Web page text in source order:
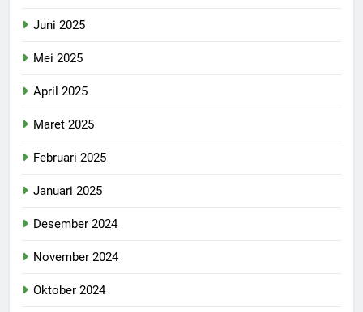
Juni 2025
Mei 2025
April 2025
Maret 2025
Februari 2025
Januari 2025
Desember 2024
November 2024
Oktober 2024